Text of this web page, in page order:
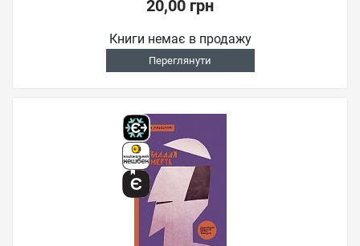
20,00 грн
Книги немає в продажу
Переглянути